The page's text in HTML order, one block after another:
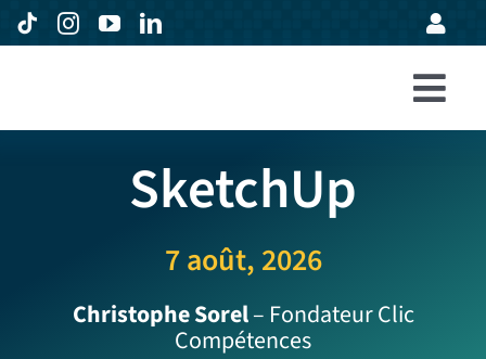
Passer
au
Formations
Entreprises
Expertise
SketchUp
7 août, 2026
Christophe Sorel– Fondateur Clic
Compétences